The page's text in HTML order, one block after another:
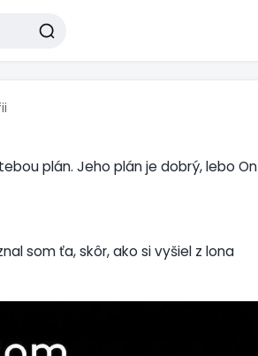
plán. Jeho plán je dobrý, lebo On
som ťa, skôr, ako si vyšiel z lona
Ty si ma utkal. Ďakujem Ti, že si ma